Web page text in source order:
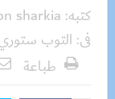
كتبه: sharkia
فى: التوب
طباعة